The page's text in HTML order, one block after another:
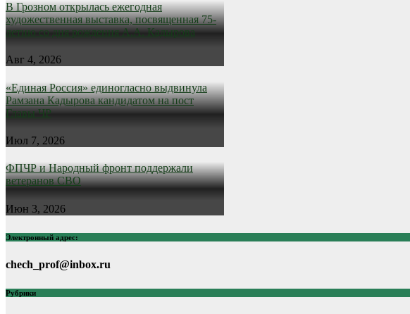
В Грозном открылась ежегодная
художественная выставка, посвященная 75-
летию со дня рождения А.А. Кадырова
Авг 4, 2026
«Единая Россия» единогласно выдвинула
Рамзана Кадырова кандидатом на пост
Главы ЧР
Июл 7, 2026
ФПЧР и Народный фронт поддержали
ветеранов СВО
Июн 3, 2026
Электронный адрес:
chech_prof@inbox.ru
Рубрики